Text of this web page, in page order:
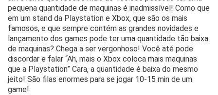
pequena quantidade de maquinas é inadmissível! Como que
em um stand da Playstation e Xbox, que são os mais
famosos, e que sempre contém as grandes novidades e
lançamento dos games pode ter uma quantidade tão baixa
de maquinas? Chega a ser vergonhoso! Você até pode
discordar e falar “Ah, mais o Xbox coloca mais maquinas
que a Playstation” Cara, a quantidade é baixa do mesmo
jeito! São filas enormes para se jogar 10-15 min de um
game!